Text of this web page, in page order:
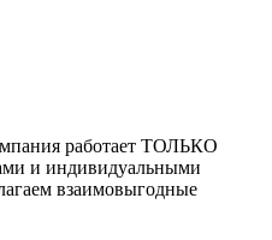
работает ТОЛЬКО
и индивидуальными
взаимовыгодные